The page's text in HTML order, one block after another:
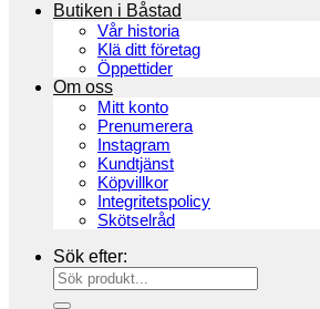
Butiken i Båstad
Vår historia
Klä ditt företag
Öppettider
Om oss
Mitt konto
Prenumerera
Instagram
Kundtjänst
Köpvillkor
Integritetspolicy
Skötselråd
Sök efter: